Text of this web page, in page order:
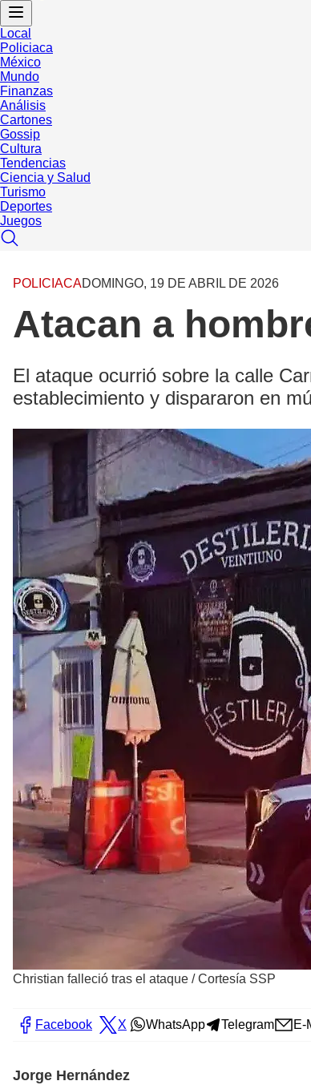
Local
Policiaca
México
Mundo
Finanzas
Análisis
Cartones
Gossip
Cultura
Tendencias
Ciencia y Salud
Turismo
Deportes
Juegos
POLICIACADOMINGO, 19 DE ABRIL DE 2026
Atacan a
El ataque ocurrió sobre la calle
establecimiento y dispararon en
Christian falleció tras el ataque /Cortesía SSP
Facebook X WhatsApp Telegram E-
Jorge Hernández